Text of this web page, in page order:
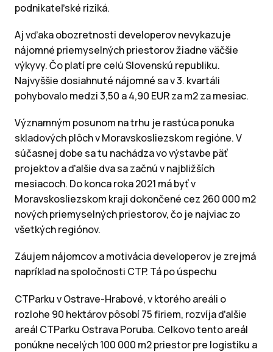
podnikateľské riziká.
Aj vďaka obozretnosti developerov nevykazuje
nájomné priemyselných priestorov žiadne väčšie
výkyvy. Čo platí pre celú Slovenskú republiku.
Najvyššie dosiahnuté nájomné sa v 3. kvartáli
pohybovalo medzi 3,50 a 4,90 EUR za m2 za mesiac.
Významným posunom na trhu je rastúca ponuka
skladových plôch v Moravskosliezskom regióne. V
súčasnej dobe sa tu nachádza vo výstavbe päť
projektov a ďalšie dva sa začnú v najbližších
mesiacoch. Do konca roka 2021 má byť v
Moravskosliezskom kraji dokončené cez 260 000 m2
nových priemyselných priestorov, čo je najviac zo
všetkých regiónov.
Záujem nájomcov a motivácia developerov je zrejmá
napríklad na spoločnosti CTP. Tá po úspechu
CTParku v Ostrave-Hrabové, v ktorého areáli o
rozlohe 90 hektárov pôsobí 75 firiem, rozvíja ďalšie
areál CTParku Ostrava Poruba. Celkovo tento areál
ponúkne necelých 100 000 m2 priestor pre logistiku a